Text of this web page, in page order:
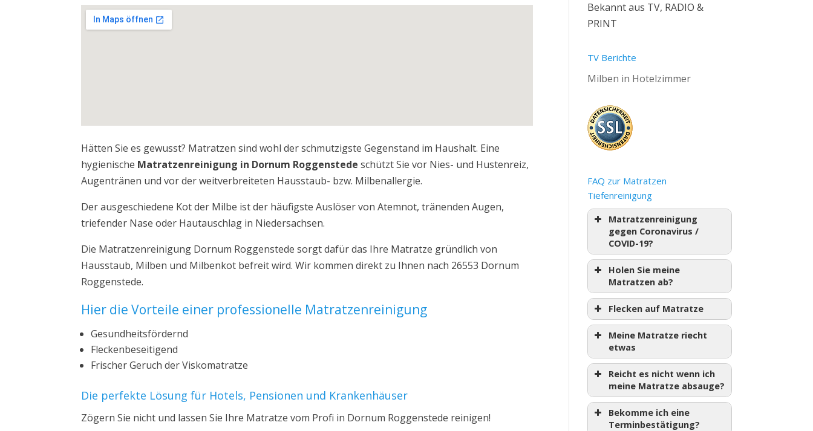
Hätten Sie es gewusst? Matratzen sind wohl der schmutzigste Gegenstand im Haushalt. Eine
hygienische Matratzenreinigung in Dornum Roggenstede schützt Sie vor Nies- und Hustenreiz,
Augentränen und vor der weitverbreiteten Hausstaub- bzw. Milbenallergie.
Der ausgeschiedene Kot der Milbe ist der häufigste Auslöser von Atemnot, tränenden Augen,
triefender Nase oder Hautauschlag in Niedersachsen.
Die Matratzenreinigung Dornum Roggenstede sorgt dafür das Ihre Matratze gründlich von
Hausstaub, Milben und Milbenkot befreit wird. Wir kommen direkt zu Ihnen nach 26553 Dornum
Roggenstede.
Hier die Vorteile einer professionelle Matratzenreinigung
Gesundheitsfördernd
Fleckenbeseitigend
Frischer Geruch der Viskomatratze
Die perfekte Lösung für Hotels, Pensionen und Krankenhäuser
Zögern Sie nicht und lassen Sie Ihre Matratze vom Profi in Dornum Roggenstede reinigen!
Bekannt aus TV, RADIO &
PRINT
TV Berichte
Milben in Hotelzimmer
FAQ zur Matratzen
Tiefenreinigung
Matratzenreinigung
gegen Coronavirus /
COVID-19?
Holen Sie meine
Matratzen ab?
Flecken auf Matratze
Meine Matratze riecht
etwas
Reicht es nicht wenn ich
meine Matratze absauge?
Bekomme ich eine
Terminbestätigung?